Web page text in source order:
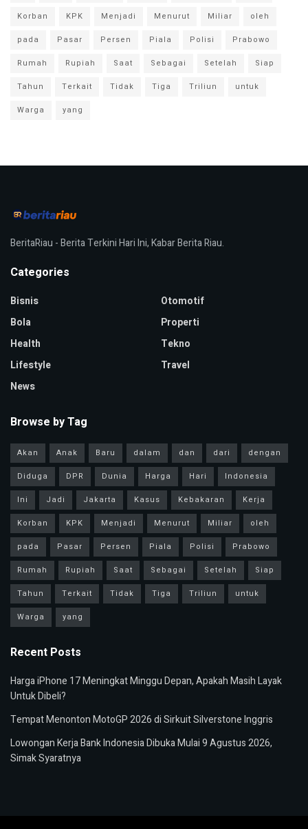
Korban
KPK Menjadi Menurut Miliar
oleh
pada
Pasar Persen Piala Polisi
Prabowo
Rumah
Rupiah Saat Sebagai Setelah
Siap
Tahun
Terkait Tidak Tiga Triliun
untuk
Warga
yang
BeritaRiau - Berita Terkini Hari Ini, Kabar Berita Riau.
Categories
Bisnis
Bola
Health
Lifestyle
News
Otomotif
Properti
Tekno
Travel
Browse by Tag
Akan Anak Baru dalam dan dari
dengan
Diduga
DPR Dunia Harga Hari
Indonesia
Ini
Jadi Jakarta Kasus Kebakaran
Kerja
Korban
KPK Menjadi Menurut Miliar
oleh
pada
Pasar Persen Piala Polisi
Prabowo
Rumah
Rupiah Saat Sebagai Setelah
Siap
Tahun
Terkait Tidak Tiga Triliun
untuk
Warga
yang
Recent Posts
Harga iPhone 17 Meningkat Minggu Depan, Apakah Masih Layak
Untuk Dibeli?
Tempat Menonton MotoGP 2026 di Sirkuit Silverstone Inggris
Lowongan Kerja Bank Indonesia Dibuka Mulai 9 Agustus 2026,
Simak Syaratnya